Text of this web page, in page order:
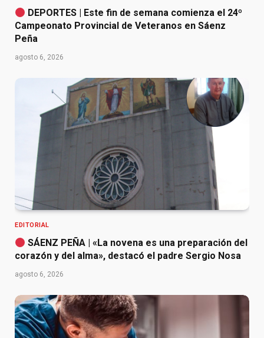
DEPORTES | Este fin de semana comienza el 24º
Campeonato Provincial de Veteranos en Sáenz
Peña
agosto 6, 2026
EDITORIAL
SÁENZ PEÑA | «La novena es una preparación del
corazón y del alma», destacó el padre Sergio Nosa
agosto 6, 2026